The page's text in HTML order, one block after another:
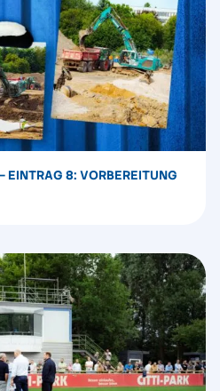
EINTRAG 8: VORBEREITUNG